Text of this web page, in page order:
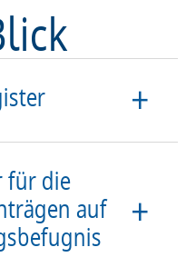
für die
auf